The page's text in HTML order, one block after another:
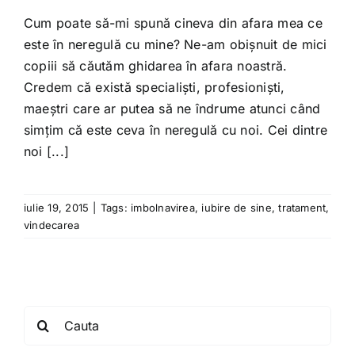
Tratamente naturale
Iubim fructele
Cum poate să-mi spună cineva din afara mea ce
este în neregulă cu mine? Ne-am obișnuit de mici
copiii să căutăm ghidarea în afara noastră.
Credem că există specialiști, profesioniști,
maeștri care ar putea să ne îndrume atunci când
simțim că este ceva în neregulă cu noi. Cei dintre
noi [...]
iulie 19, 2015 Tags: imbolnavirea, iubire de sine,tratament,
vindecarea